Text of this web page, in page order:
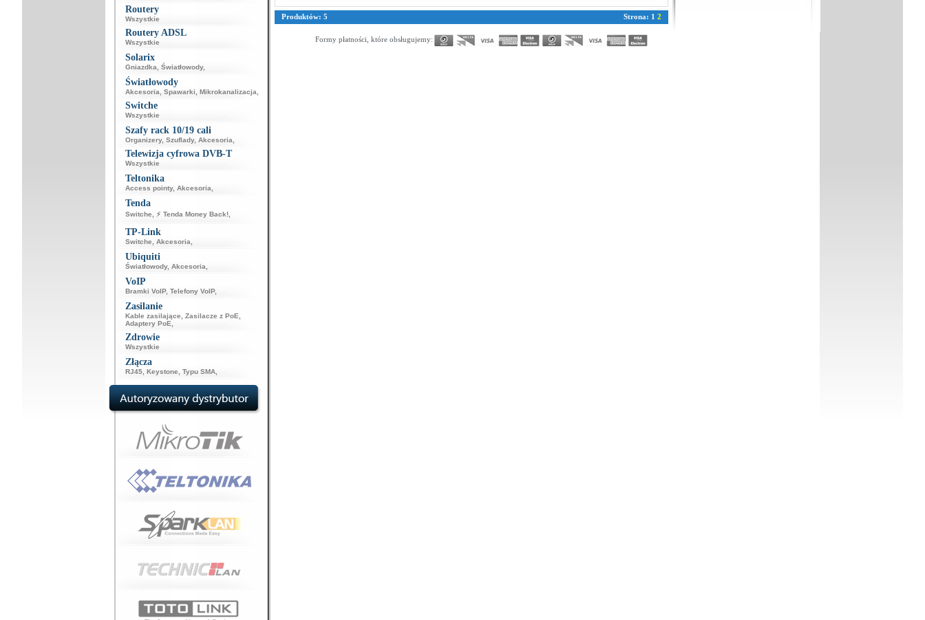
Routery
Wszystkie
Routery ADSL
Wszystkie
Solarix
Gniazdka Światłowody,
Światłowody
Akcesoria Spawarki Mikrokanalizacja
Switche
Wszystkie
Szafy rack 10/19 cali
Organizery, Szuflady, Akcesoria
Telewizja cyfrowa DVB-T
Wszystkie
Teltonika
Access pointy, Akcesoria
Tenda
Switche ⚡ Tenda Money Back!,
TP-Link
Switche Akcesoria
Ubiquiti
Światłowody, Akcesoria
VoIP
Bramki VoIP, Telefony VoIP,
Zasilanie
Kable zasilające Zasilacze z PoE
Adaptery PoE
Zdrowie
Wszystkie
Złącza
RJ45, Keystone Typu SMA,
Produktów: 5 Strona: 1 2
Formy płatności, które obsługujemy: